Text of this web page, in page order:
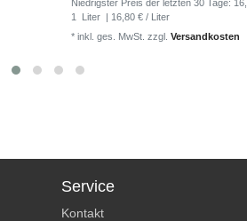
Niedrigster Preis der letzten 30 Tage:
1
Liter | 16,80 € / Liter
*inkl. ges. MwSt. zzgl.Versandkosten
Service
Kontakt